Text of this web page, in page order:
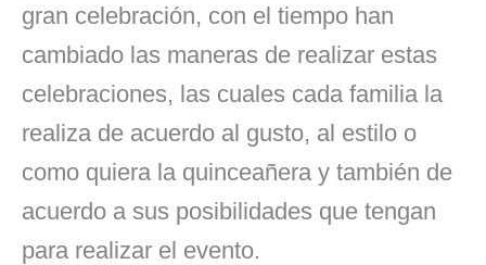
gran celebración, con el tiempo han
cambiado las maneras de realizar estas
celebraciones, las cuales cada familia la
realiza de acuerdo al gusto, al estilo o
como quiera la quinceañera y también de
acuerdo a sus posibilidades que tengan
para realizar el evento.